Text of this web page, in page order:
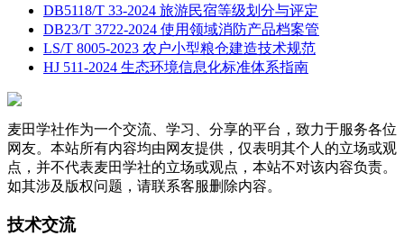
DB5118/T 33-2024 旅游民宿等级划分与评定
DB23/T 3722-2024 使用领域消防产品档案管
LS/T 8005-2023 农户小型粮仓建造技术规范
HJ 511-2024 生态环境信息化标准体系指南
麦田学社作为一个交流、学习、分享的平台，致力于服务各位
网友。本站所有内容均由网友提供，仅表明其个人的立场或观
点，并不代表麦田学社的立场或观点，本站不对该内容负责。
如其涉及版权问题，请联系客服删除内容。
技术交流